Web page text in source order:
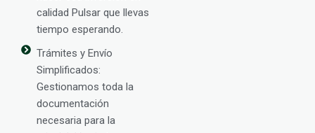
calidad Pulsar que llevas
tiempo esperando.
Trámites y Envío
Simplificados:
Gestionamos toda la
documentación
necesaria para la